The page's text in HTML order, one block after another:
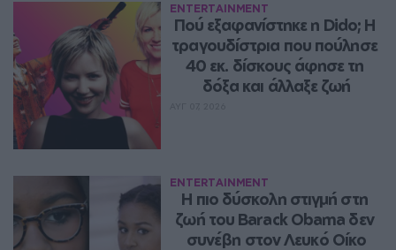
ENTERTAINMENT
Πού εξαφανίστηκε η Dido; Η
τραγουδίστρια που πούλησε
40 εκ. δίσκους άφησε τη
δόξα και άλλαξε ζωή
ENTERTAINMENT
Η πιο δύσκολη στιγμή στη
ζωή του Barack Obama δεν
συνέβη στον Λευκό Οίκο